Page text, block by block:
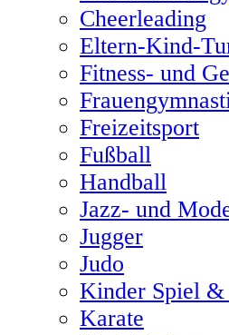
Cheerleading
Eltern-Kind-
Fitness- und
Freizeitsport
Fußball
Handball
Jazz- und
Jugger
Judo
Kinder Spiel &
Karate